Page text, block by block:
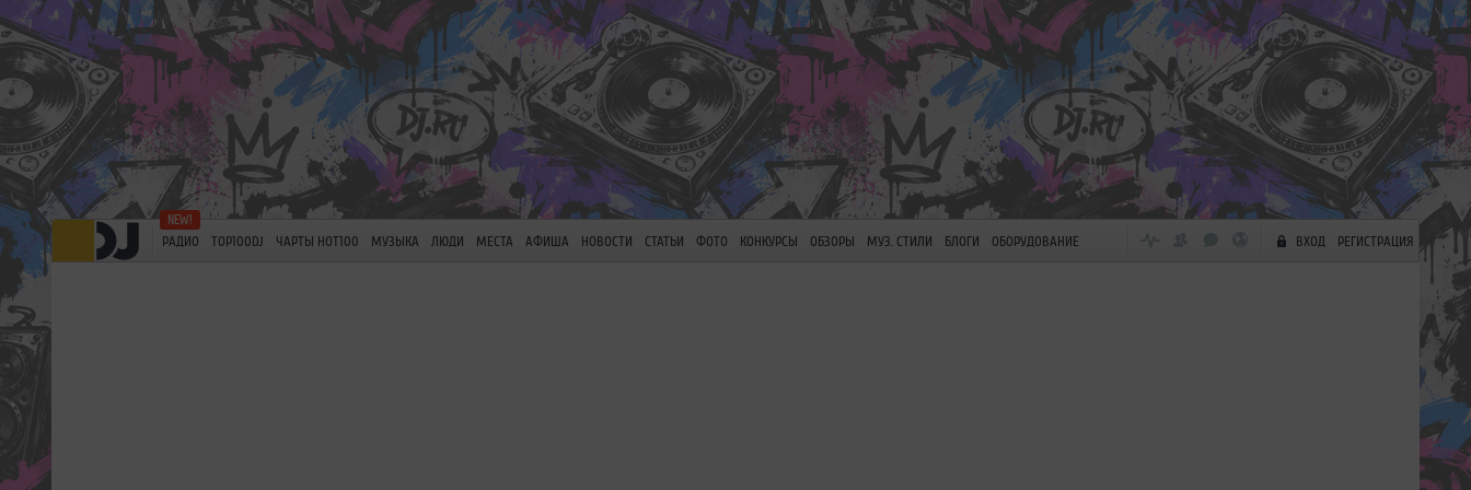
РАДИО TOP100DJ ЧАРТЫ HOT100 МУЗЫКА ЛЮДИ МЕСТА АФИША НОВОСТИ СТАТЬИ ФОТО КОНКУРСЫ ОБЗОРЫ МУЗ. СТИЛИ БЛОГИ ОБОРУДОВАНИЕ ВХОД РЕГИСТРАЦИЯ